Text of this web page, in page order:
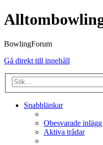
BowlingForum
Gå direkt till innehåll
Snabblänkar
Obesvarade inlägg
Aktiva trådar